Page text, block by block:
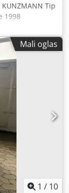
Tip
1998
Z: 400 mm
40 Brzina
0 - 1000 mm /
I-osa 4000
Pero
vretena
- CNC
vretena preko
preko
alat
na
Codpfx
k 1800 k
Mali oglas
1 / 10